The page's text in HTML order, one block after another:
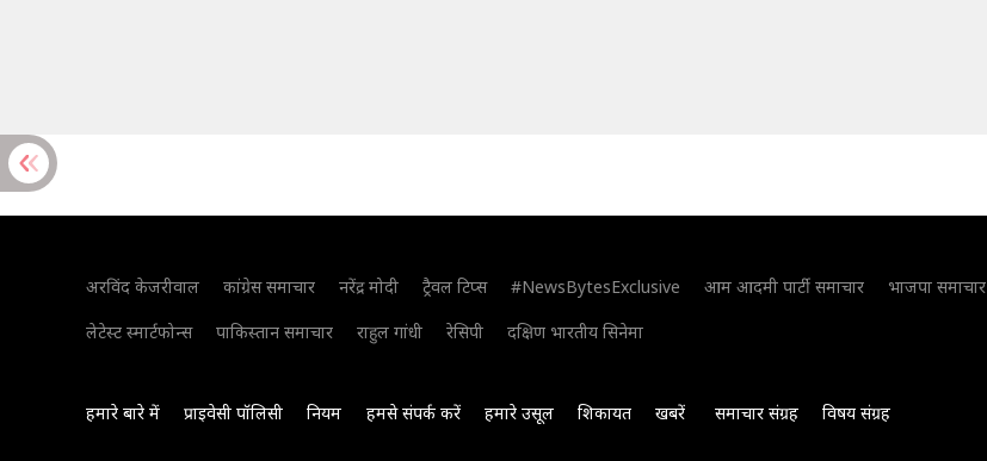
अरविंद केजरीवाल कांग्रेस समाचार नरेंद्र मोदी ट्रैवल टिप्स #NewsBytesExclusive आम आदमी पार्टी समाचार भाजपा समाचार
लेटेस्ट स्मार्टफोन्स
पाकिस्तान समाचार राहुल गांधी रेसिपी दक्षिण भारतीय सिनेमा
हमारे बारे में प्राइवेसी पॉलिसी नियम हमसे संपर्क करें हमारे उसूल शिकायत खबरें समाचार संग्रह विषय संग्रह